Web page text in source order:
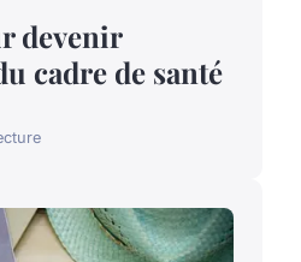
devenir
cadre de santé